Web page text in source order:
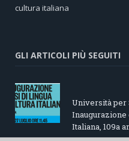
cultura italiana
GLI ARTICOLI PIÙ SEGUITI
Università per
Inaugurazione
Italiana, 109a